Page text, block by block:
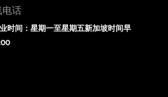
电话
时间：星期一至星期五新加坡时间早